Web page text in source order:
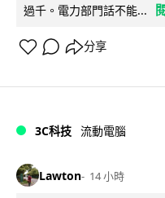
過千。電力部門話不能...
分享
3C科技 流動電腦
Lawton 14 小時